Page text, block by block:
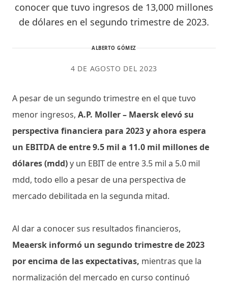
conocer que tuvo ingresos de 13,000 millones
de dólares en el segundo trimestre de 2023.
ALBERTO GÓMEZ
4 DE AGOSTO DEL 2023
A pesar de un segundo trimestre en el que tuvo
menor ingresos, A.P. Moller – Maersk elevó su
perspectiva financiera para 2023 y ahora espera
un EBITDA de entre 9.5 mil a 11.0 mil millones de
dólares (mdd)y un EBIT de entre 3.5 mil a 5.0 mil
mdd, todo ello a pesar de una perspectiva de
mercado debilitada en la segunda mitad.
Al dar a conocer sus resultados financieros,
Meaersk informó un segundo trimestre de 2023
por encima de las expectativas, mientras que la
normalización del mercado en curso continuó